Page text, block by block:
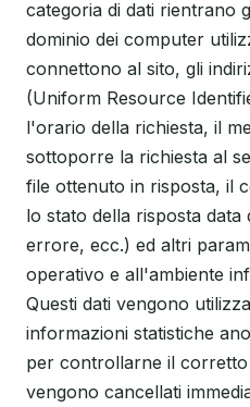
categoria di dati rientrano
dominio dei computer
connettono al sito, gli
(Uniform Resource
l'orario della richiesta, il
sottoporre la richiesta al
file ottenuto in risposta, il
lo stato della risposta
errore, ecc.) ed altri
operativo e all'ambiente
Questi dati vengono
informazioni statistiche
per controllarne il
vengono cancellati